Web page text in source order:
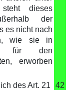
dieses
der
es nicht nach
wie sie in
für den
erworben
des Art. 21
42